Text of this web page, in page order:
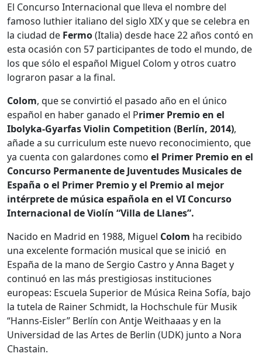
El Concurso Internacional que lleva el nombre del
famoso luthier italiano del siglo XIX y que se celebra en
la ciudad de Fermo(Italia) desde hace 22 años contó en
esta ocasión con 57 participantes de todo el mundo, de
los que sólo el español Miguel Colom y otros cuatro
lograron pasar a la final.
Colom, que se convirtió el pasado año en el único
español en haber ganado el Primer Premio en el
Ibolyka-Gyarfas Violin Competition (Berlín, 2014),
añade a su curriculum este nuevo reconocimiento, que
ya cuenta con galardones como el Primer Premio en el
Concurso Permanente de Juventudes Musicales de
España o el Primer Premio y el Premio al mejor
intérprete de música española en el VI Concurso
Internacional de Violín “Villa de Llanes”.
Nacido en Madrid en 1988, Miguel Colom ha recibido
una excelente formación musical que se inició en
España de la mano de Sergio Castro y Anna Baget y
continuó en las más prestigiosas instituciones
europeas: Escuela Superior de Música Reina Sofía, bajo
la tutela de Rainer Schmidt, la Hochschule für Musik
“Hanns-Eisler” Berlín con Antje Weithaaas y en la
Universidad de las Artes de Berlin (UDK) junto a Nora
Chastain.